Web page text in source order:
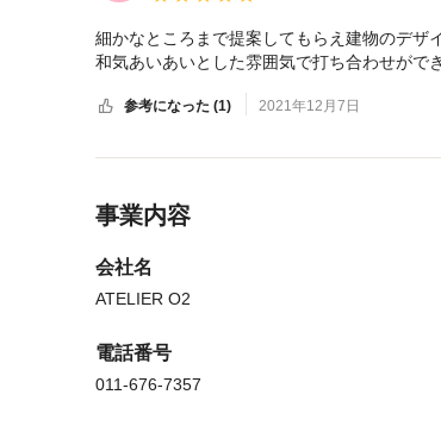
もちろん見た目だけではなく、温熱環境や暮
感しています。
設計士さんご自身もご自宅を兼ねた事務所
細かなところまで提案してもらえ建物のデザ
和気あいあいとした雰囲気で打ち合わせがで
参考になった (1) 2021年12月7日
事業内容
会社名
ATELIER O2
電話番号
011-676-7357